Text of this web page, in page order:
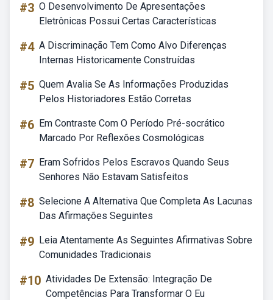
#3 O Desenvolvimento De Apresentações
Eletrônicas Possui Certas Características
#4 A Discriminação Tem Como Alvo Diferenças
Internas Historicamente Construídas
#5 Quem Avalia Se As Informações Produzidas
Pelos Historiadores Estão Corretas
#6 Em Contraste Com O Período Pré-socrático
Marcado Por Reflexões Cosmológicas
#7 Eram Sofridos Pelos Escravos Quando Seus
Senhores Não Estavam Satisfeitos
#8 Selecione A Alternativa Que Completa As Lacunas
Das Afirmações Seguintes
#9 Leia Atentamente As Seguintes Afirmativas Sobre
Comunidades Tradicionais
#10 Atividades De Extensão: Integração De
Competências Para Transformar O Eu